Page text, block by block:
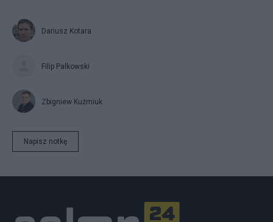
Dariusz Kotara
Filip Palkowski
Zbigniew Kuźmiuk
Napisz notkę